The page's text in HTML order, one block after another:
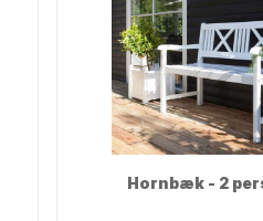
Hornbæk - 2